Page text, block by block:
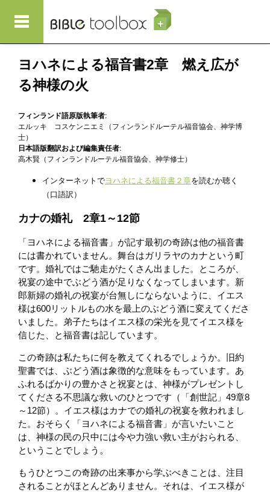
ヨハネによる福音書2章 燃え広が
る神様の火
フィンランド語原版執筆者:
エルッキ コスケンニエミ（フィンランドルーテル福音協会、神学博
士）
日本語版翻訳および編集責任者:
高木賢（フィンランドルーテル福音協会、神学修士）
インターネットでヨハネによる福音書２章を読むか聴く
（口語訳）
カナの婚礼 2章1～12節
「ヨハネによる福音書」が記す最初の奇跡は他の福音書
には書かれていません。舞台はガリラヤのカナという町
です。婚礼ではご馳走がたくさん出ました。ところが、
祝宴の途中でぶどう酒が足りなくなってしまいます。新
郎新婦の婚礼の祝宴が台無しにならないように、イエス
様は600リットルもの水を最上のぶどう酒に変えてくださ
いました。弟子たちはイエス様の栄光を見てイエス様を
信じた、と福音書は記しています。
この奇跡は私たちに何を教えてくれるでしょうか。旧約
聖書では、ぶどう酒は象徴的な意味をもっています。あ
ふれるばかりの豊かさと祝宴とは、神様がプレゼントし
てくださる不思議な救いのひとつです（「創世記」49章8
～12節）。イエス様はカナでの婚礼の祝宴を救われまし
た。おそらく「ヨハネによる福音書」が言いたいこと
は、神様の民の只中には今や力強い救い主がおられる、
ということでしょう。
もうひとつこの奇跡の出来事から学ぶべきことは、注目
されることがほとんどありません。それは、イエス様が